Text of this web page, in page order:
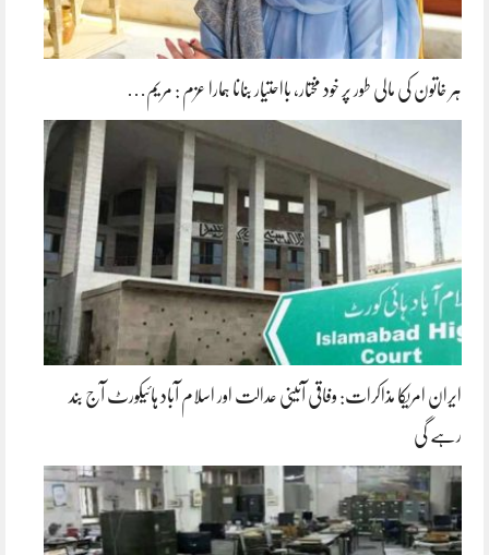
ہر خاتون کی مالی طور پر خود مختار، بااحتیار بنانا ہمارا عزم : مریم…
ایران امریکا مذاکرات: وفاقی آئینی عدالت اور اسلام آباد ہائیکورٹ آج بند
رہے گی